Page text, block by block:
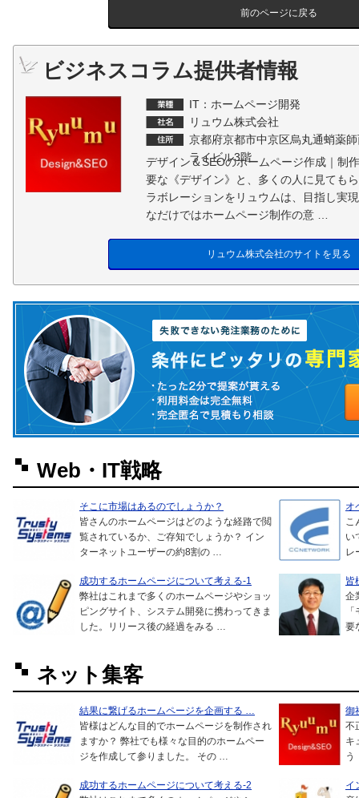
前のページに戻る
ビジネスコラム提供者情報
IT：ホームページ開発
リュウム株式会社
京都府京都市中京区烏丸通蛸
ライビル3階
デザイン＆SEOのホームページ作成｜制
要な《デザイン》と、多くの人に見ても
ラボレーションをリュウムは、目指し実
なだけではホームページ制作の意 …
リュウム株式会社のサイトを見る
Web・IT戦略
そこに市場はあるのでしょうか？
皆さんのホームページはどのような経路で閲
覧されているか、ご存知でしょうか？ イン
ターネットユーザーの約8割の …
オ
こ
い
レ
成功するホームページについて考える-1
弊社はこれまで多くのホームページやショッ
ピングサイト、システム開発に携わってきま
した。リリース後の経過をみる …
皆
企
要
ネット集客
結果に繋げるホームページを企画する …
皆様はどんな目的でホームページを制作され
ますか？ 弊社でも様々な目的のホームペー
ジを作成して参りました。 その …
御
不
キ
う
成功するホームページについて考える-2
イ